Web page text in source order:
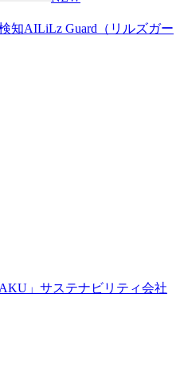
知AILiLz Guard（リルズガー
」 サステナビリティ会社